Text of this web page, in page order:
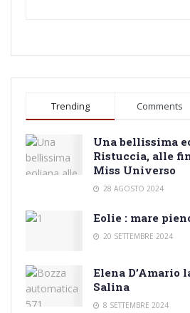
Trending Comments
Una bellissima
Ristuccia, alle
Miss Universo
28 AGOSTO 2024
Eolie : mare
20 SETTEMBRE 2024
Elena D’Amario
Salina
8 SETTEMBRE 2024